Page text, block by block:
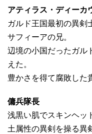
アティラス・ディーカ
ガルド王国最初の異剣
サフィーアの兄。
辺境の小国だったガル
えた。
豊かさを得て腐敗した
傭兵隊長
浅黒い肌でスキンヘッ
土属性の異剣を操る異